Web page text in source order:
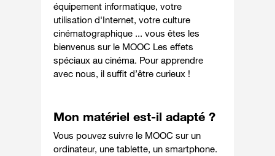
équipement informatique, votre
utilisation d'Internet, votre culture
cinématographique ... vous êtes les
bienvenus sur le MOOC Les effets
spéciaux au cinéma. Pour apprendre
avec nous, il suffit d’être curieux !
Mon matériel est-il adapté ?
Vous pouvez suivre le MOOC sur un
ordinateur, une tablette, un smartphone.